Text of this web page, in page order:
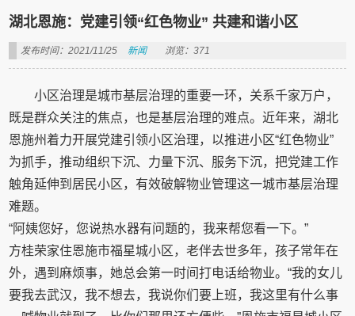
湖北恩施：党建引领“红色物业” 共建和谐小区
发布时间：2021/11/25 新闻 浏览：371
小区治理是城市基层治理的重要一环，关系千家万户，
既是群众关注的焦点，也是基层治理的难点。近年来，湖北
恩施州着力开展党建引领小区治理，以推进小区“红色物业”
为抓手，推动组织下沉、力量下沉、服务下沉，把党建工作
触角延伸到居民小区，有效破解物业管理这一城市基层治理
难题。
“阿姨您好，您说热水器有问题的，我来帮您看一下。”
方桂荣家住恩施市福星城小区，老伴去世多年，孩子常年在
外，遇到麻烦事，她总会第一时间打电话给物业。“我的女儿
要我去武汉，我不想去，我说你们要上班，我这里有什么事